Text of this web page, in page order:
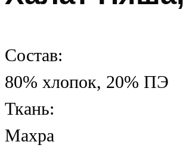
Состав:
80% хлопок, 20% ПЭ
Ткань:
Махра